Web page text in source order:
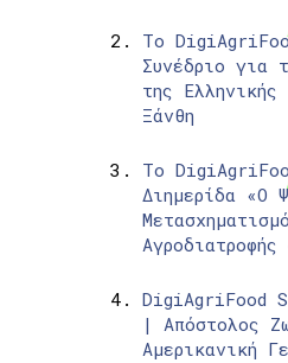
Το
Συνέδριο για
της Ελληνικής
Ξάνθη
Το
Διημερίδα «Ο
DigiAgriFood
| Απόστολος
Αμερικανική